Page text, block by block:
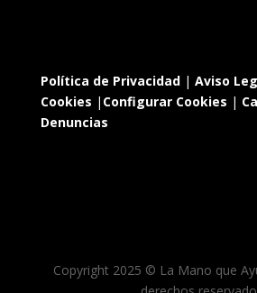
Política de Privacidad| Aviso
Cookies | Configurar Cookies |
Denuncias
Copyright 2025 © La Mano que